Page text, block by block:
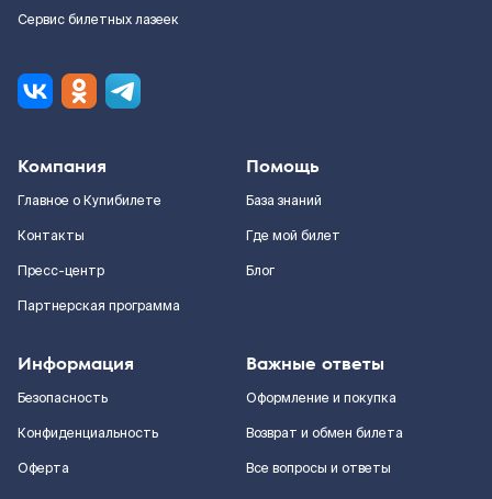
Сервис билетных лазеек
Компания
Главное о Купибилете
Контакты
Пресс-центр
Партнерская программа
Помощь
База знаний
Где мой билет
Блог
Информация
Безопасность
Конфиденциальность
Оферта
Важные ответы
Оформление и покупка
Возврат и обмен билета
Все вопросы и ответы